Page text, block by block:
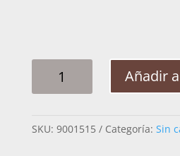
JINETEO
Añadir
SKU: 9001515 Categoría: Sin